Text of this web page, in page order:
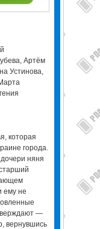
Артём
Устинова,
которая
города.
няня
ему не
—
вернувшись